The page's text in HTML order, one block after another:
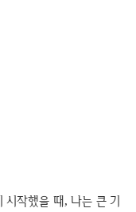
시작했을 때, 나는 큰 기